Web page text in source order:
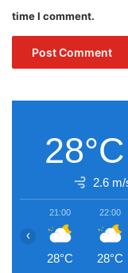
time I comment.
28°C
2.6 m/
21:00
28°C
22:00
28°C
‹